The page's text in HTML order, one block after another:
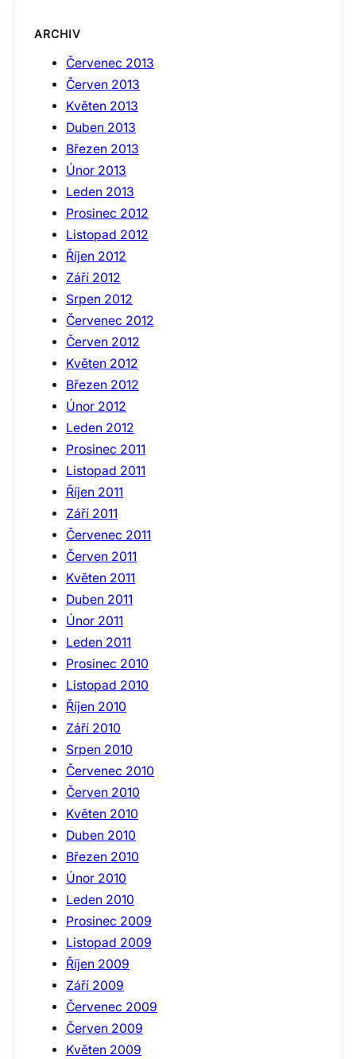
ARCHIV
Červenec 2013
Červen 2013
Květen 2013
Duben 2013
Březen 2013
Únor 2013
Leden 2013
Prosinec 2012
Listopad 2012
Říjen 2012
Září 2012
Srpen 2012
Červenec 2012
Červen 2012
Květen 2012
Březen 2012
Únor 2012
Leden 2012
Prosinec 2011
Listopad 2011
Říjen 2011
Září 2011
Červenec 2011
Červen 2011
Květen 2011
Duben 2011
Únor 2011
Leden 2011
Prosinec 2010
Listopad 2010
Říjen 2010
Září 2010
Srpen 2010
Červenec 2010
Červen 2010
Květen 2010
Duben 2010
Březen 2010
Únor 2010
Leden 2010
Prosinec 2009
Listopad 2009
Říjen 2009
Září 2009
Červenec 2009
Červen 2009
Květen 2009